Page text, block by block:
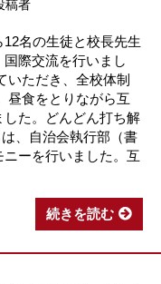
稿者
名の生徒と校長先生
際交流を行いまし
ただき、全校体制
食をとりながら互
た。どんどん打ち解
、自治会執行部（書
ーを行いました。互
続きを読む